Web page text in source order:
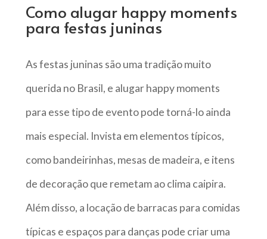
Como alugar happy moments
para festas juninas
As festas juninas são uma tradição muito
querida no Brasil, e alugar happy moments
para esse tipo de evento pode torná-lo ainda
mais especial. Invista em elementos típicos,
como bandeirinhas, mesas de madeira, e itens
de decoração que remetam ao clima caipira.
Além disso, a locação de barracas para comidas
típicas e espaços para danças pode criar uma